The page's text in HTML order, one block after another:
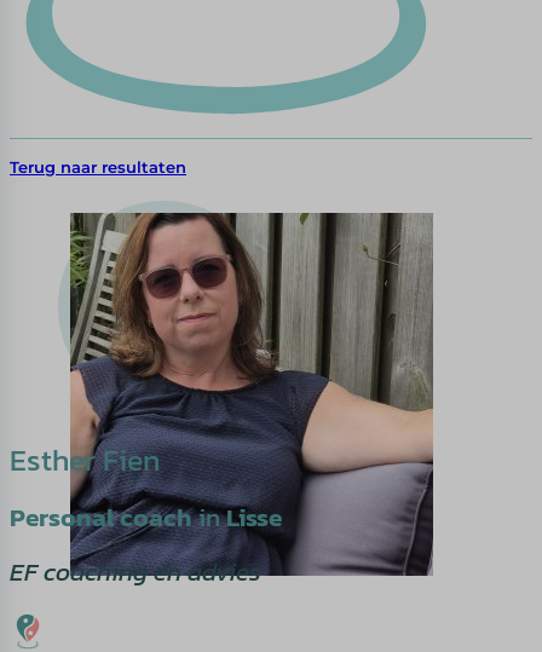
Terug naar resultaten
Esther Fien
Personal coachinLisse
EF coaching en advies